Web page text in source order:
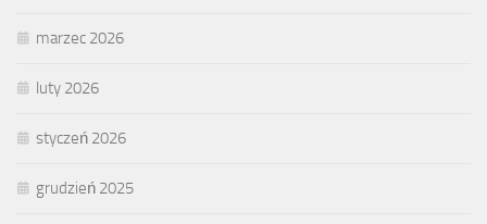
marzec 2026
luty 2026
styczeń 2026
grudzień 2025